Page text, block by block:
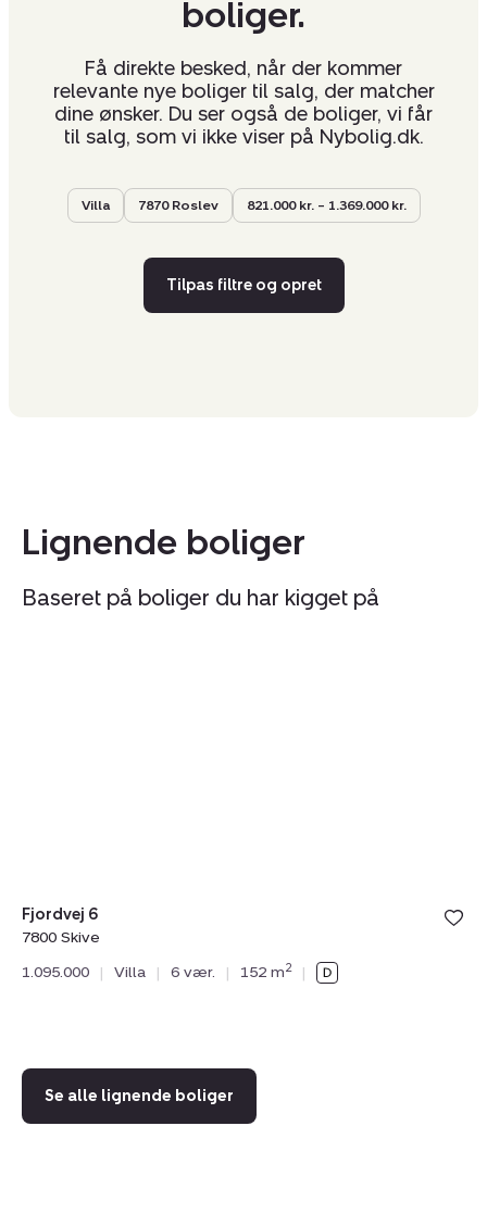
boliger.
Få direkte besked, når der kommer
relevante nye boliger til salg, der matcher
dine ønsker. Du ser også de boliger, vi får
til salg, som vi ikke viser på Nybolig.dk.
Villa 7870 Roslev 821.000 kr. – 1.369.000 kr.
Tilpas filtre og opret
Lignende boliger
Baseret på boliger du har kigget på
Fjordvej 6
7800 Skive
1.095.000
| Villa | 6 vær. | 152 m2 |
Se alle lignende boliger